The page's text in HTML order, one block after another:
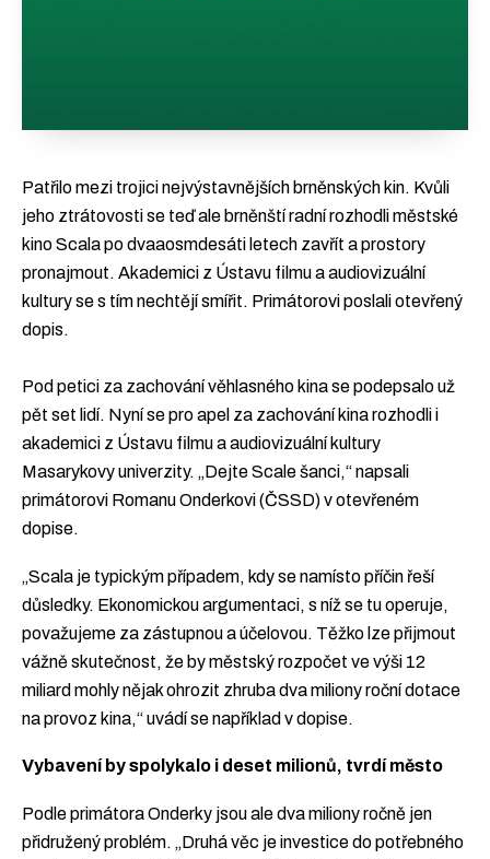
Patřilo mezi trojici nejvýstavnějších brněnských kin. Kvůli
jeho ztrátovosti se teď ale brněnští radní rozhodli městské
kino Scala po dvaaosmdesáti letech zavřít a prostory
pronajmout. Akademici z Ústavu filmu a audiovizuální
kultury se s tím nechtějí smířit. Primátorovi poslali otevřený
dopis.
Pod petici za zachování věhlasného kina se podepsalo už
pět set lidí. Nyní se pro apel za zachování kina rozhodli i
akademici z Ústavu filmu a audiovizuální kultury
Masarykovy univerzity. „Dejte Scale šanci,“ napsali
primátorovi Romanu Onderkovi (ČSSD) v otevřeném
dopise.
„Scala je typickým případem, kdy se namísto příčin řeší
důsledky. Ekonomickou argumentaci, s níž se tu operuje,
považujeme za zástupnou a účelovou. Těžko lze přijmout
vážně skutečnost, že by městský rozpočet ve výši 12
miliard mohly nějak ohrozit zhruba dva miliony roční dotace
na provoz kina,“ uvádí se například v dopise.
Vybavení by spolykalo i deset milionů, tvrdí město
Podle primátora Onderky jsou ale dva miliony ročně jen
přidružený problém. „Druhá věc je investice do potřebného